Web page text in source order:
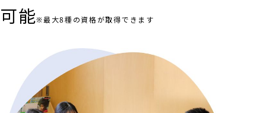
可能※最大8種の資格が取得できます